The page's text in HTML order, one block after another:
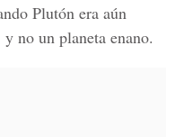
Plutón era aún
no un planeta enano.